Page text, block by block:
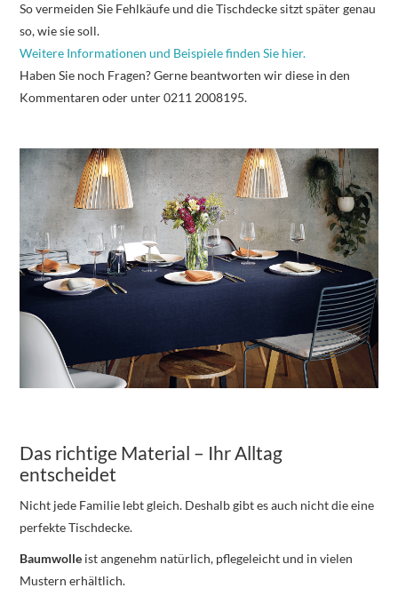
So vermeiden Sie Fehlkäufe und die Tischdecke sitzt später genau
so, wie sie soll.
Weitere Informationen und Beispiele finden Sie hier.
Haben Sie noch Fragen? Gerne beantworten wir diese in den
Kommentaren oder unter 0211 2008195.
Das richtige Material – Ihr Alltag
entscheidet
Nicht jede Familie lebt gleich. Deshalb gibt es auch nicht die eine
perfekte Tischdecke.
Baumwolle ist angenehm natürlich, pflegeleicht und in vielen
Mustern erhältlich.